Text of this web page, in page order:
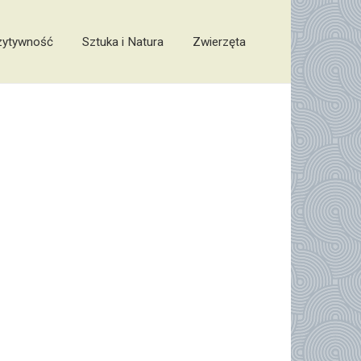
Sztuka i Natura Zwierzęta